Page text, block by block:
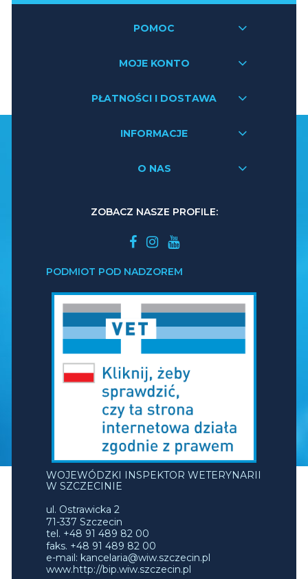
POMOC
MOJE KONTO
PŁATNOŚCI I DOSTAWA
INFORMACJE
O NAS
ZOBACZ NASZE PROFILE:
PODMIOT POD NADZOREM
WOJEWÓDZKI INSPEKTOR WETERYNARII
W SZCZECINIE
ul. Ostrawicka 2
71-337 Szczecin
tel. +48 91 489 82 00
faks. +48 91 489 82 00
e-mail: kancelaria@wiw.szczecin.pl
www.http://bip.wiw.szczecin.pl